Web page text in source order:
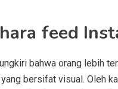
feed
bahwa orang lebih
bersifat visual. Oleh